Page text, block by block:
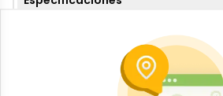
Añadir al